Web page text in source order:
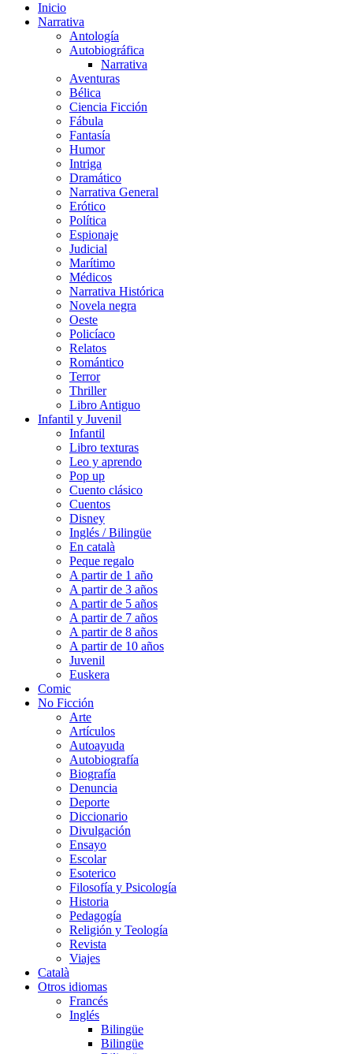
Inicio
Narrativa
Antología
Autobiográfica
Narrativa
Aventuras
Bélica
Ciencia Ficción
Fábula
Fantasía
Humor
Intriga
Dramático
Narrativa General
Erótico
Política
Espionaje
Judicial
Marítimo
Médicos
Narrativa Histórica
Novela negra
Oeste
Policíaco
Relatos
Romántico
Terror
Thriller
Libro Antiguo
Infantil y Juvenil
Infantil
Libro texturas
Leo y aprendo
Pop up
Cuento clásico
Cuentos
Disney
Inglés / Bilingüe
En català
Peque regalo
A partir de 1 año
A partir de 3 años
A partir de 5 años
A partir de 7 años
A partir de 8 años
A partir de 10 años
Juvenil
Euskera
Comic
No Ficción
Arte
Artículos
Autoayuda
Autobiografía
Biografía
Denuncia
Deporte
Diccionario
Divulgación
Ensayo
Escolar
Esoterico
Filosofía y Psicología
Historia
Pedagogía
Religión y Teología
Revista
Viajes
Català
Otros idiomas
Francés
Inglés
Bilingüe
Bilingüe